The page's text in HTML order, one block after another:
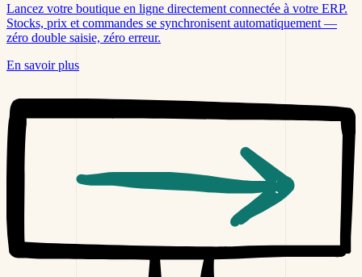
Lancez votre boutique en ligne directement connectée à votre ERP.
Stocks, prix et commandes se synchronisent automatiquement —
zéro double saisie, zéro erreur.
En savoir plus